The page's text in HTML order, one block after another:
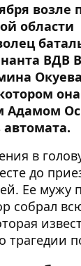
возле
области
ВДВ
Окуева
Адамом
автомата.
в
до
Ее мужу
собрал
трагедии